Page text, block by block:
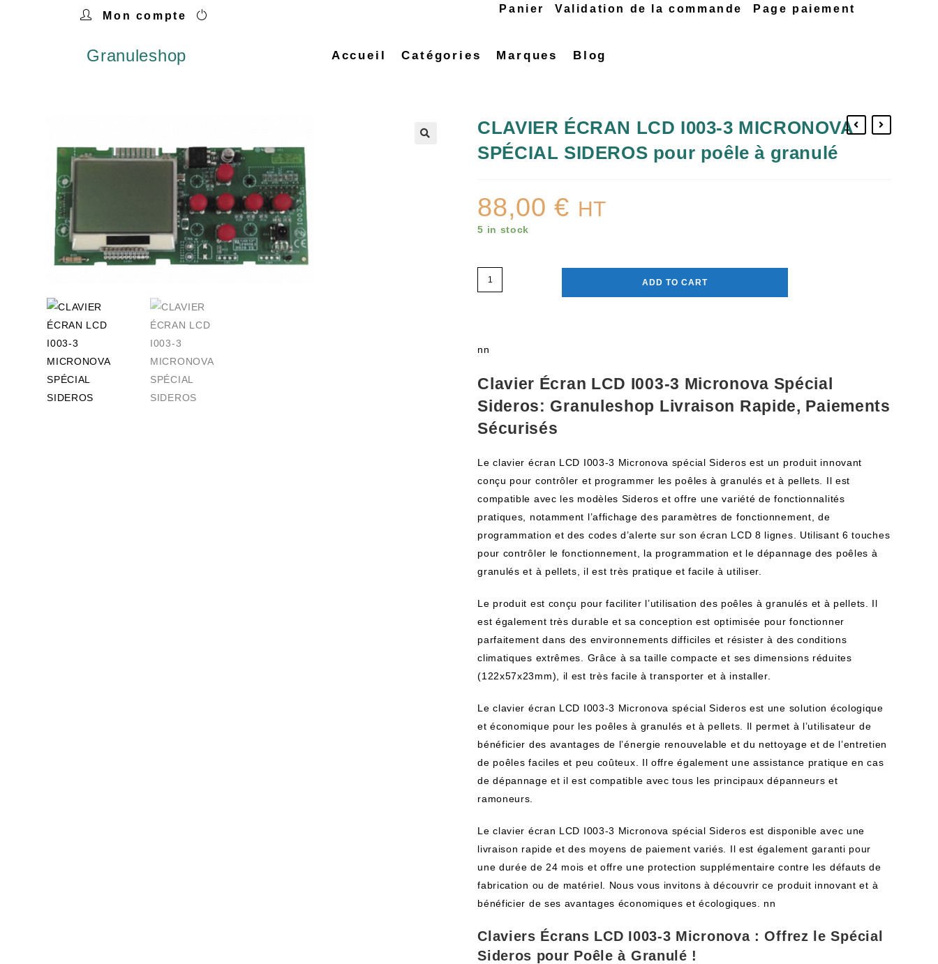
Panier Validation de la commande Page paiement
Mon compte
Granuleshop Accueil Catégories Marques Blog
CLAVIER ÉCRAN LCD I003-3 MICRONOVA
SPÉCIAL SIDEROS pour poêle à granulé
88,00€ HT
5 in stock
ADD TO CART
nn
Clavier Écran LCD I003-3 Micronova Spécial
Sideros: Granuleshop Livraison Rapide, Paiements
Sécurisés
Le clavier écran LCD I003-3 Micronova spécial Sideros est un produit innovant
conçu pour contrôler et programmer les poêles à granulés et à pellets. Il est
compatible avec les modèles Sideros et offre une variété de fonctionnalités
pratiques, notamment l’affichage des paramètres de fonctionnement, de
programmation et des codes d’alerte sur son écran LCD 8 lignes. Utilisant 6 touches
pour contrôler le fonctionnement, la programmation et le dépannage des poêles à
granulés et à pellets, il est très pratique et facile à utiliser.
Le produit est conçu pour faciliter l’utilisation des poêles à granulés et à pellets. Il
est également très durable et sa conception est optimisée pour fonctionner
parfaitement dans des environnements difficiles et résister à des conditions
climatiques extrêmes. Grâce à sa taille compacte et ses dimensions réduites
(122x57x23mm), il est très facile à transporter et à installer.
Le clavier écran LCD I003-3 Micronova spécial Sideros est une solution écologique
et économique pour les poêles à granulés et à pellets. Il permet à l’utilisateur de
bénéficier des avantages de l’énergie renouvelable et du nettoyage et de l’entretien
de poêles faciles et peu coûteux. Il offre également une assistance pratique en cas
de dépannage et il est compatible avec tous les principaux dépanneurs et
ramoneurs.
Le clavier écran LCD I003-3 Micronova spécial Sideros est disponible avec une
livraison rapide et des moyens de paiement variés. Il est également garanti pour
une durée de 24 mois et offre une protection supplémentaire contre les défauts de
fabrication ou de matériel. Nous vous invitons à découvrir ce produit innovant et à
bénéficier de ses avantages économiques et écologiques. nn
Claviers Écrans LCD I003-3 Micronova : Offrez le Spécial
Sideros pour Poêle à Granulé !